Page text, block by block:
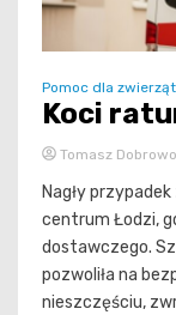
Pomoc dla zwierząt
Koci
Tomasz
Nagły
centrum Łodzi,
dostawczego.
pozwoliła na
nieszczęściu,